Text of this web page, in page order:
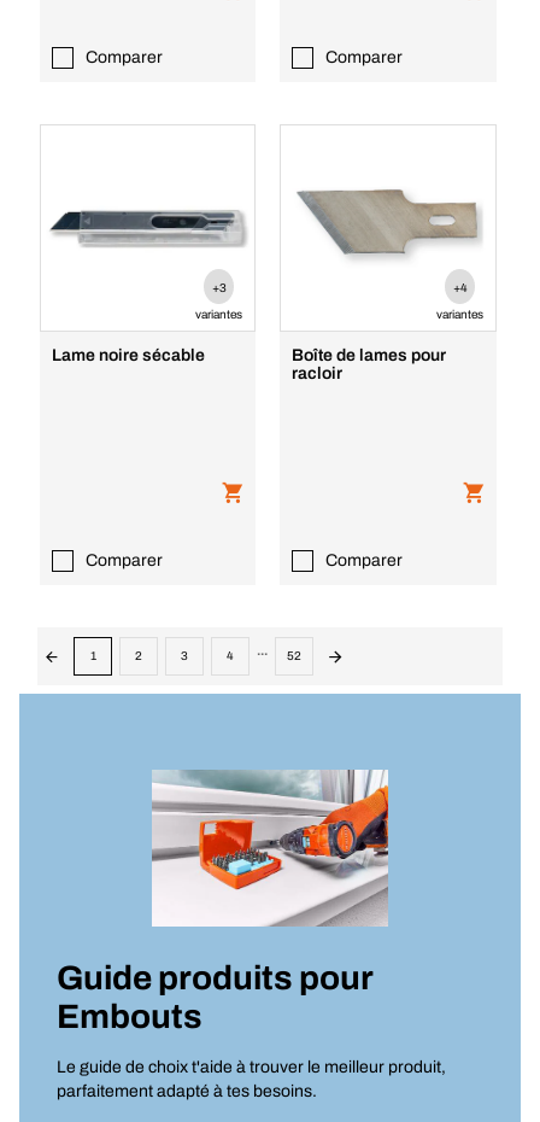
Comparer Comparer
+3
variantes
Lame noire sécable
Comparer
+4
variantes
Boîte de lames pour
racloir
Comparer
1 2 3 4 ... 52
Guide produits pour
Embouts
Le guide de choix t'aide à trouver le meilleur produit,
parfaitement adapté à tes besoins.